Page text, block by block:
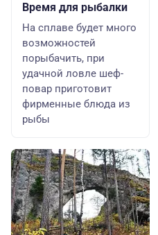
Время для рыбалки
На сплаве будет много
возможностей
порыбачить, при
удачной ловле шеф-
повар приготовит
фирменные блюда из
рыбы